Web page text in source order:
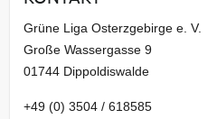
Grüne Liga Osterzgebirge e. V.
Große Wassergasse 9
01744 Dippoldiswalde
+49 (0) 3504 / 618585